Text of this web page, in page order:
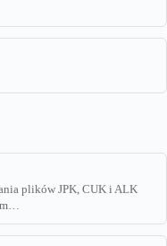
plików JPK, CUK i ALK